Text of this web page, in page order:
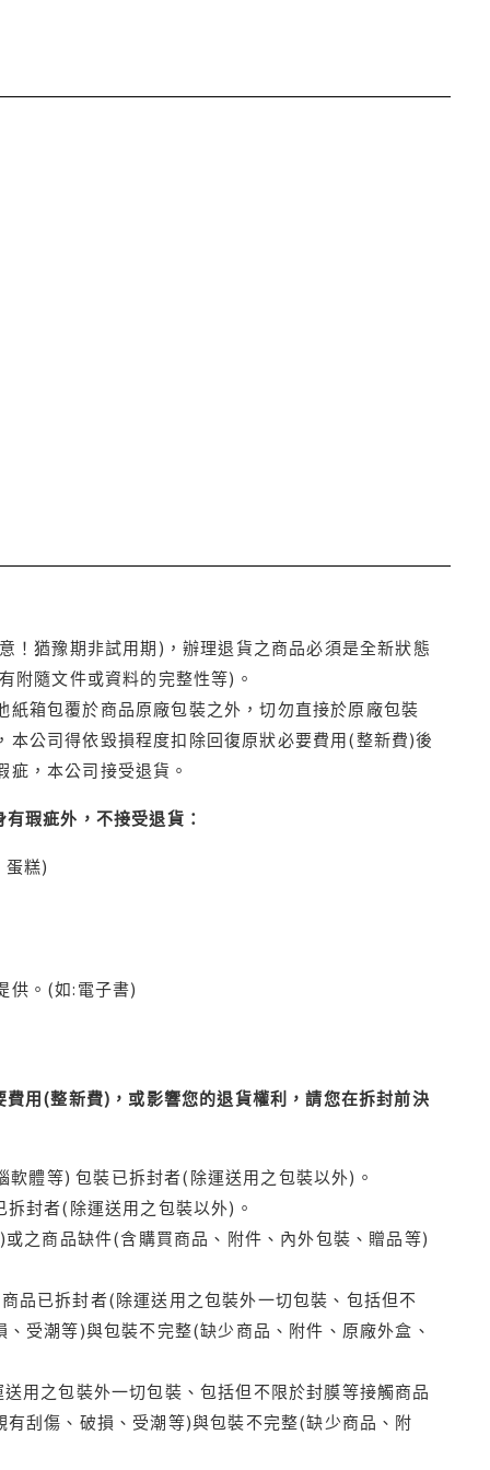
！猶豫期非試用期)，辦理退貨之商品必須是全新狀態
附隨文件或資料的完整性等)。
箱包覆於商品原廠包裝之外，切勿直接於原廠包裝
公司得依毀損程度扣除回復原狀必要費用(整新費)後
，本公司接受退貨。
瑕疵外，不接受退貨：
蛋糕)
供。(如:電子書)
用(整新費)，或影響您的退貨權利，請您在拆封前決
體等) 包裝已拆封者(除運送用之包裝以外)。
封者(除運送用之包裝以外)。
之商品缺件(含購買商品、附件、內外包裝、贈品等)
品已拆封者(除運送用之包裝外一切包裝、包括但不
受潮等)與包裝不完整(缺少商品、附件、原廠外盒、
用之包裝外一切包裝、包括但不限於封膜等接觸商品
刮傷、破損、受潮等)與包裝不完整(缺少商品、附